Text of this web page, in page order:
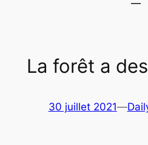
La forêt a
30 juillet 2021—